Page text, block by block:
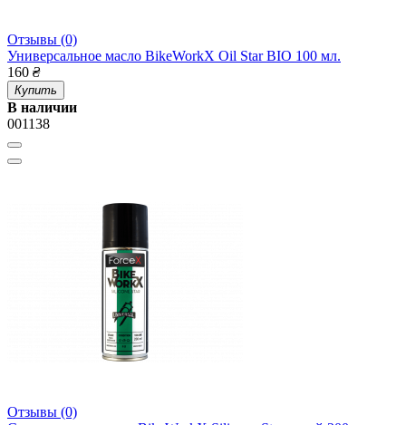
Отзывы (0)
Универсальное масло BikeWorkX Oil Star BIO 100 мл.
160 ₴
Купить
В наличии
001138
Отзывы (0)